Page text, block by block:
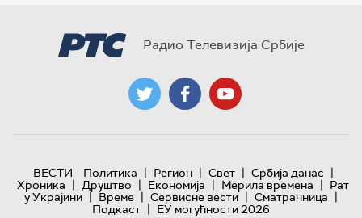
Радио Телевизија Србије
ВЕСТИ Политика | Регион | Свет | Србија данас |
Хроника | Друштво | Економија | Мерила времена | Рат
у Украјини | Време | Сервисне вести | Сматрачница |
Подкаст | ЕУ могућности 2026